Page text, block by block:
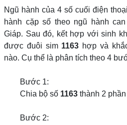
Ngũ hành của 4 số cuối điện thoại
hành cặp số theo ngũ hành
Giáp. Sau đó, kết hợp với sinh
được đuôi sim 1163 hợp và
nào. Cụ thể là phân tích theo 4
Bước 1:
Chia bộ số 1163 thành 2
Bước 2: